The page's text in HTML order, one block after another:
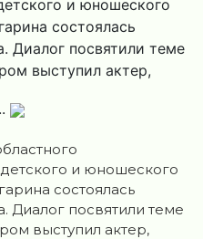
и юношеского
состоялась
Диалог посвятили теме
выступил актер,
и юношеского
состоялась
Диалог посвятили теме
выступил актер,